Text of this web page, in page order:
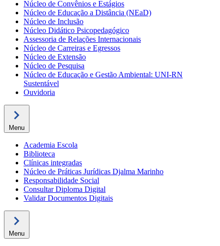
Núcleo de Convênios e Estágios
Núcleo de Educação a Distância (NEaD)
Núcleo de Inclusão
Núcleo Didático Psicopedagógico
Assessoria de Relações Internacionais
Núcleo de Carreiras e Egressos
Núcleo de Extensão
Núcleo de Pesquisa
Núcleo de Educação e Gestão Ambiental: UNI-RN
Sustentável
Ouvidoria
Menu
Academia Escola
Biblioteca
Clínicas integradas
Núcleo de Práticas Jurídicas Djalma Marinho
Responsabilidade Social
Consultar Diploma Digital
Validar Documentos Digitais
Menu